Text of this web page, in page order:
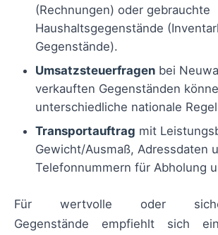
(Rechnungen) oder gebrauchte
Haushaltsgegenstände
Gegenstände).
Umsatzsteuerfragen bei
verkauften Gegenständen
unterschiedliche nationale
Transportauftrag mit
Gewicht/Ausmaß, Adressdaten
Telefonnummern für Abholung
Für wertvolle oder
Gegenstände empfiehlt sich